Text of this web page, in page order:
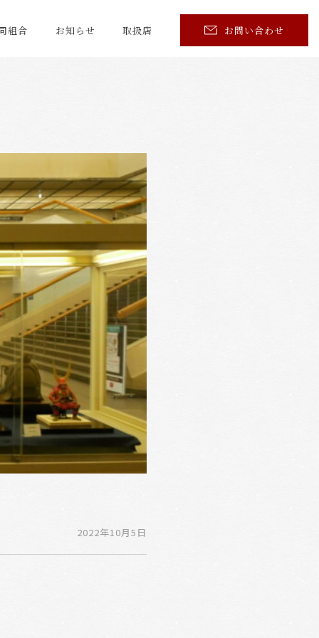
組合 お知らせ 取扱店 お問い合わせ
2022年10月5日